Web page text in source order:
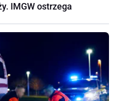
IMGW ostrzega